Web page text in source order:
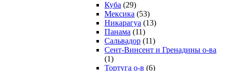
Куба (29)
Мексика (53)
Никарагуа (13)
Панама (11)
Сальвадор (11)
Сент-Винсент и Гренадины о-ва
(1)
Тортуга о-в (6)